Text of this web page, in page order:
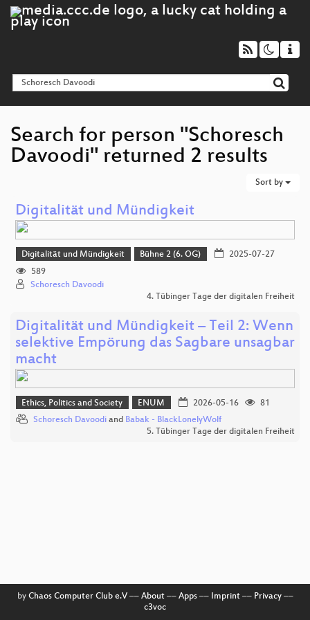
Search for person "Schoresch
Davoodi" returned 2 results
Sort by
Digitalität und Mündigkeit
Digitalität und Mündigkeit Bühne 2 (6. OG)
2025-07-27
589
Schoresch Davoodi
4. Tübinger Tage der digitalen Freiheit
Digitalität und Mündigkeit – Teil 2: Wenn
selektive Empörung das Sagbare unsagbar
macht
Ethics, Politics and Society ENUM 2026-05-16
81
Schoresch Davoodi and Babak - BlackLonelyWolf
5. Tübinger Tage der digitalen Freiheit
by Chaos Computer Club e.V–– About–– Apps–– Imprint–– Privacy––
c3voc